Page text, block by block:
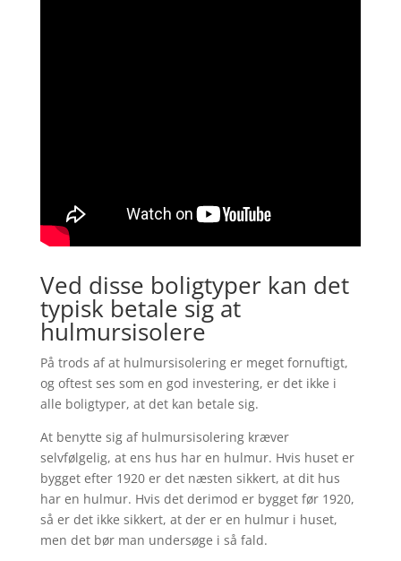
Ved disse boligtyper kan det
typisk betale sig at
hulmursisolere
På trods af at hulmursisolering er meget fornuftigt,
og oftest ses som en god investering, er det ikke i
alle boligtyper, at det kan betale sig.
At benytte sig af hulmursisolering kræver
selvfølgelig, at ens hus har en hulmur. Hvis huset er
bygget efter 1920 er det næsten sikkert, at dit hus
har en hulmur. Hvis det derimod er bygget før 1920,
så er det ikke sikkert, at der er en hulmur i huset,
men det bør man undersøge i så fald.